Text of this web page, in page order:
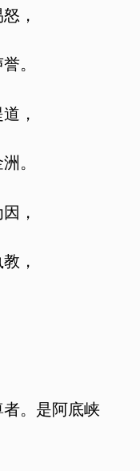
，
。
，
。
，
，
。是阿底峡